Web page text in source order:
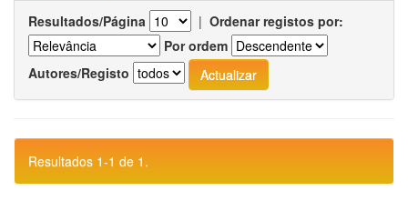
Resultados/Página | Ordenar registos por:
Por ordem
Autores/Registo
Resultados 1-1 de 1.